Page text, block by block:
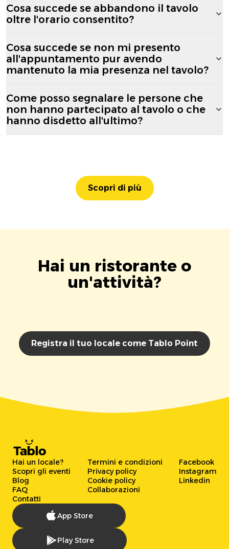
Cosa succede se abbandono il tavolo
oltre l'orario consentito?
Cosa succede se non mi presento
all'appuntamento pur avendo
mantenuto la mia presenza nel tavolo?
Come posso segnalare le persone che
non hanno partecipato al tavolo o che
hanno disdetto all'ultimo?
Scopri di più
Hai un ristorante o
un'attività?
Registra il tuo locale come Tablo Point
Hai un locale?
Scopri gli eventi
Blog
FAQ
Contatti
Termini e condizioni
Privacy policy
Cookie policy
Collaborazioni
Facebook
Instagram
Linkedin
App Store
Play Store